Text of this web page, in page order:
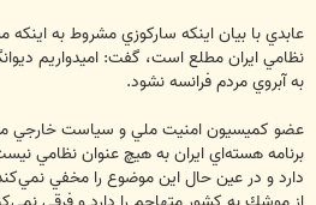
عابدي با بيان اينكه ساركوزي مشروط به
نظامي ايران مطلع‌ است، گفت: اميدواريم
به آبروي مردم فرانسه نشود.
عضو كميسيون امنيت ملي و سياست خارجي
برنامه هسته‌اي ايران به هيچ عنوان نظامي
دارد و در عين حال اين موضوع را مخفي